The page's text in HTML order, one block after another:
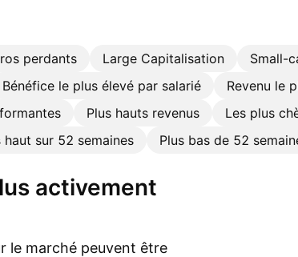
perdants Large Capitalisation Small-
Bénéfice le plus élevé par salarié Revenu le
Plus hauts revenus Les plus
haut sur 52 semaines Plus bas de 52
le marché peuvent être